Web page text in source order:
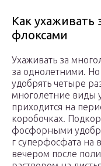
Как ухаживать
флоксами
Ухаживать за
за однолетними.
удобрять четыре
многолетние виды
приходится на
коробочках.
фосфорными
г суперфосфата на
вечером после